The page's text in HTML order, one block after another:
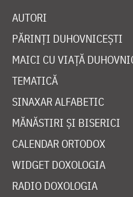
AUTORI
PĂRINȚI DUHOVNICEȘTI
MAICI CU VIAȚĂ
TEMATICĂ
SINAXAR ALFABETIC
MĂNĂSTIRI ȘI BISERICI
CALENDAR ORTODOX
WIDGET DOXOLOGIA
RADIO DOXOLOGIA